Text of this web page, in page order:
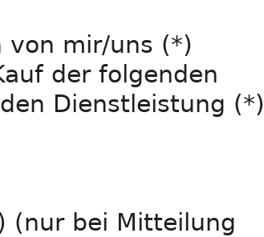
von mir/uns (*)
der folgenden
Dienstleistung (*)
(nur bei Mitteilung